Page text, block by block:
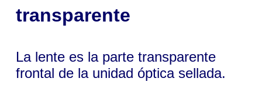
transparente
La lente es la parte transparente
frontal de la unidad óptica sellada.